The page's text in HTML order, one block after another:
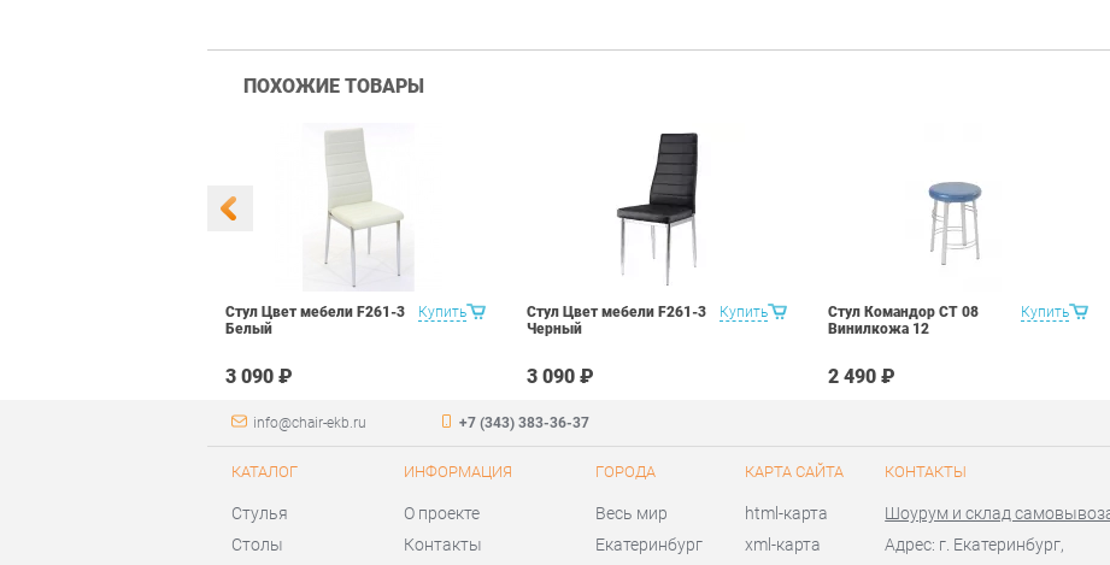
ПОХОЖИЕ ТОВАРЫ
Купить
Стул Цвет мебели F261-3
Белый
3 090 ₽
Купить
Стул Цвет мебели F261-3
Черный
3 090 ₽
Купить
Стул Командор СТ 08
Винилкожа 12
2 490 ₽
info@chair-ekb.ru +7 (343) 383-36-37
КАТАЛОГ
Стулья
Столы
ИНФОРМАЦИЯ
О проекте
Контакты
ГОРОДА
Весь мир
Екатеринбург
КАРТА САЙТА
html-карта
xml-карта
КОНТАКТЫ
Шоурум и склад
Адрес: г. Екатеринбург,